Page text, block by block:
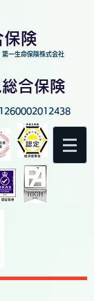
保険
第一生命保険株式会社
合保険